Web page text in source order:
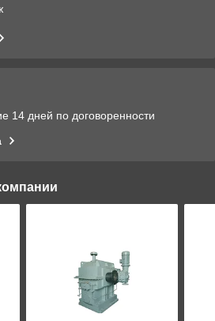
14 дней по договоренности